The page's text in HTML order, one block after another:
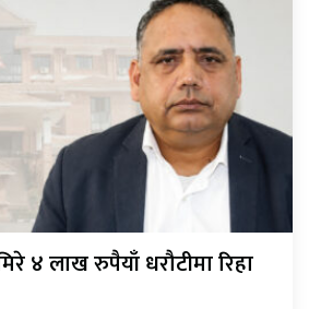
४ लाख रुपैयाँ धरौटीमा रिहा